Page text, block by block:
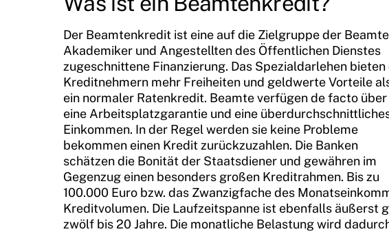
Der Beamtenkredit ist eine auf die Zielgruppe der
Akademiker und Angestellten des Öffentlichen Dienstes
zugeschnittene Finanzierung. Das Spezialdarlehen bieten
Kreditnehmern mehr Freiheiten und geldwerte Vorteile
ein normaler Ratenkredit. Beamte verfügen de facto über
eine Arbeitsplatzgarantie und eine
Einkommen. In der Regel werden sie keine Probleme
bekommen einen Kredit zurückzuzahlen. Die Banken
schätzen die Bonität der Staatsdiener und gewähren im
Gegenzug einen besonders großen Kreditrahmen. Bis zu
100.000 Euro bzw. das Zwanzigfache des
Kreditvolumen. Die Laufzeitspanne ist ebenfalls äußerst
zwölf bis 20 Jahre. Die monatliche Belastung wird